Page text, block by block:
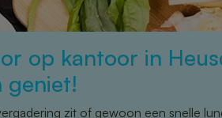
op kantoor in
geniet!
zit of gewoon een snelle